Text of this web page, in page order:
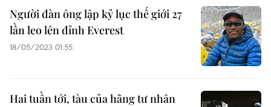
Người đàn ông lập kỷ lục thế giới 27
lần leo lên đỉnh Everest
18/05/2023 01:55
Hai tuần tới, tàu của hãng tư nhân